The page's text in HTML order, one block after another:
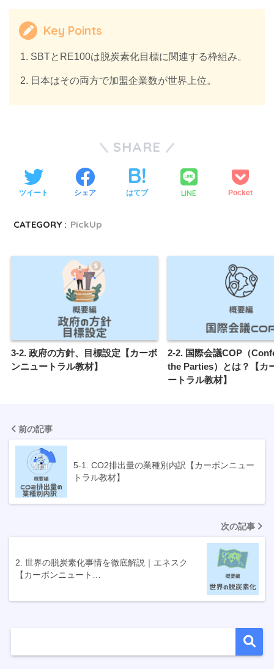
Key Points
SBTとRE100は脱炭素化目標に関連する枠組み。
日本はその両方で加盟企業数が世界上位。
SHARE
ツイート シェア はてブ LINE Pocket
CATEGORY : PickUp
3-2. 政府の方針、目標設定【カーボ
ンニュートラル教材】
2-2. 国際会議COP（
the Parties）とは？【カ
ートラル教材】
前の記事
5-1. CO2排出量の業種別内訳【カーボンニュー
トラル教材】
次の記事
2. 世界の脱炭素化事情を徹底解説｜エネスク
【カーボンニュート…